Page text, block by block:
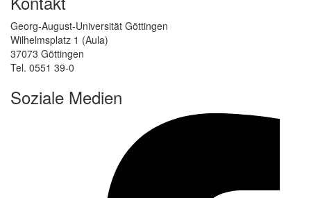
Georg-August-Universität Göttingen
Wilhelmsplatz 1 (Aula)
37073 Göttingen
Tel. 0551 39-0
Soziale Medien